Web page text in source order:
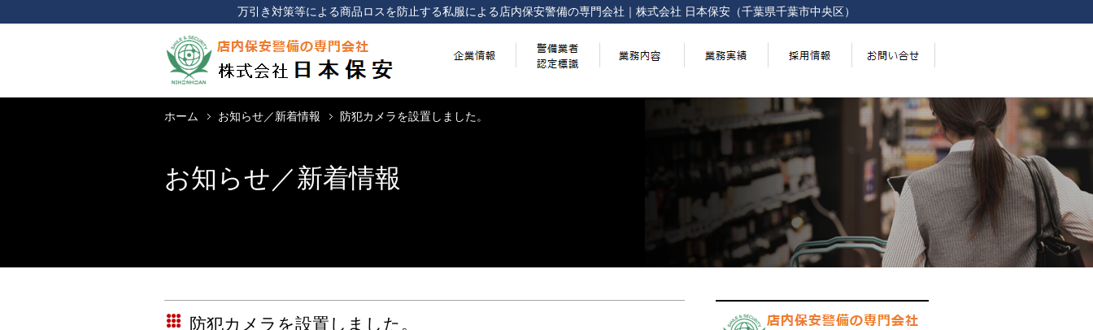
万引き対策等による商品ロスを防止する私服による店内保安警備の専門会社 株式会社 日本保安（千葉県千葉市中央区）
ホーム お知らせ／新着情報 防犯カメラを設置しました。
お知らせ／新着情報
防犯カメラを設置しました。